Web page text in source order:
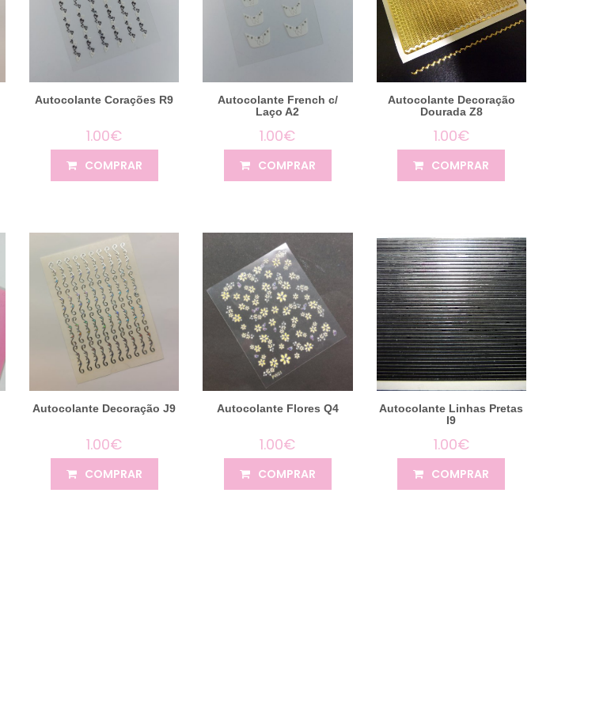
Autocolante Corações R9
1.00€
COMPRAR
Autocolante French c/
Laço A2
1.00€
COMPRAR
Autocolante Decoração
Dourada Z8
1.00€
COMPRAR
Autocolante Decoração J9
1.00€
COMPRAR
Autocolante Flores Q4
1.00€
COMPRAR
Autocolante Linhas Pretas
I9
1.00€
COMPRAR